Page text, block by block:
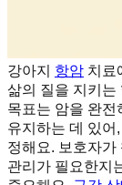
강아지 항암 치료
삶의 질을 지키는
목표는 암을 완전
유지하는 데 있어
정해요. 보호자가
관리가 필요한지